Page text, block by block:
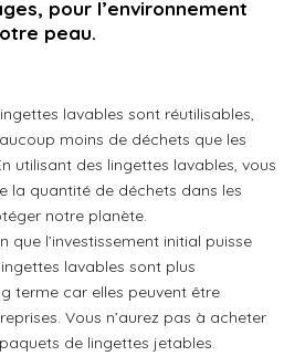
e
e
e
e
pour l’environnement
peau.
lavables sont réutilisables,
moins de déchets que les
utilisant des lingettes lavables, vous
la quantité de déchets dans les
notre planète.
que l’investissement initial puisse
lavables sont plus
terme car elles peuvent être
Vous n’aurez pas à acheter
de lingettes jetables.